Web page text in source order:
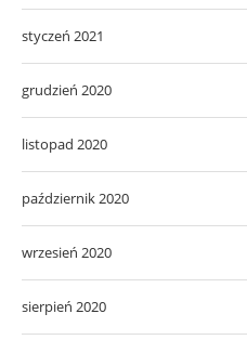
styczeń 2021
grudzień 2020
listopad 2020
październik 2020
wrzesień 2020
sierpień 2020